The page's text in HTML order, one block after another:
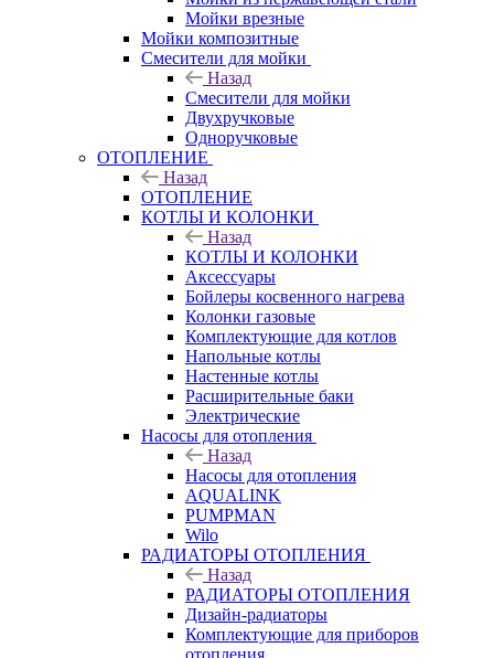
Мойки врезные
Мойки композитные
Смесители для мойки
Назад
Смесители для мойки
Двухручковые
Одноручковые
ОТОПЛЕНИЕ
Назад
ОТОПЛЕНИЕ
КОТЛЫ И КОЛОНКИ
Назад
КОТЛЫ И КОЛОНКИ
Аксессуары
Бойлеры косвенного нагрева
Колонки газовые
Комплектующие для котлов
Напольные котлы
Настенные котлы
Расширительные баки
Электрические
Насосы для отопления
Назад
Насосы для отопления
AQUALINK
PUMPMAN
Wilo
РАДИАТОРЫ ОТОПЛЕНИЯ
Назад
РАДИАТОРЫ ОТОПЛЕНИЯ
Дизайн-радиаторы
Комплектующие для приборов
отопления